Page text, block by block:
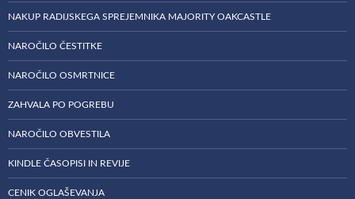
NAKUP RADIJSKEGA SPREJEMNIKA MAJORITY OAKCASTLE
NAROČILO ČESTITKE
NAROČILO OSMRTNICE
ZAHVALA PO POGREBU
NAROČILO OBVESTILA
KINDLE ČASOPISI IN REVIJE
CENIK OGLAŠEVANJA